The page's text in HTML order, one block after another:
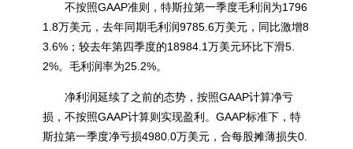
不按照GAAP准则，特斯拉第一季度毛利润为1796
1.8万美元，去年同期毛利润9785.6万美元，同比激增8
3.6%；较去年第四季度的18984.1万美元环比下滑5.
2%。毛利润率为25.2%。
净利润延续了之前的态势，按照GAAP计算净亏
损，不按照GAAP计算则实现盈利。GAAP标准下，特
斯拉第一季度净亏损4980.0万美元，合每股摊薄损失0.